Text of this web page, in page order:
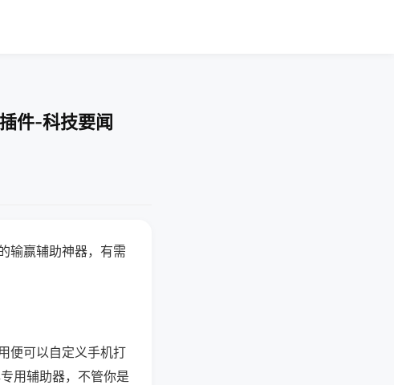
件-科技要闻
输赢辅助神器，有需
便可以自定义手机打
用辅助器，不管你是